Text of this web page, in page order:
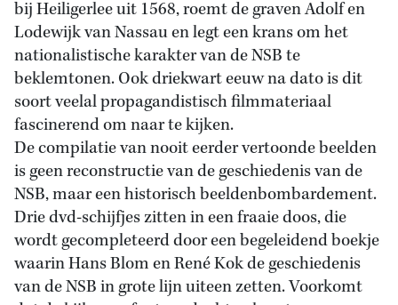
bij Heiligerlee uit 1568, roemt de graven Adolf en
Lodewijk van Nassau en legt een krans om het
nationalistische karakter van de NSB te
beklemtonen. Ook driekwart eeuw na dato is dit
soort veelal propagandistisch filmmateriaal
fascinerend om naar te kijken.
De compilatie van nooit eerder vertoonde beelden
is geen reconstructie van de geschiedenis van de
NSB, maar een historisch beeldenbombardement.
Drie dvd-schijfjes zitten in een fraaie doos, die
wordt gecompleteerd door een begeleidend boekje
waarin Hans Blom en René Kok de geschiedenis
van de NSB in grote lijn uiteen zetten. Voorkomt